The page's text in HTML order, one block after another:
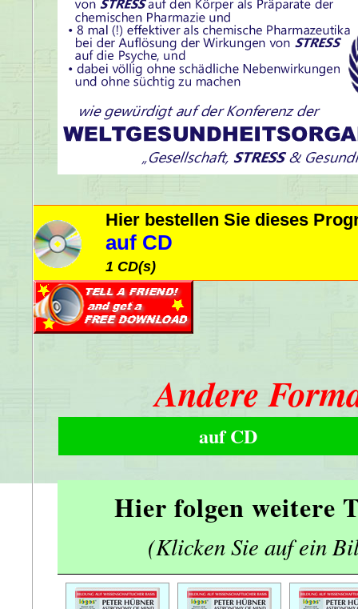
Hier bestellen Sie dieses
auf CD
1 CD(s)
Andere
auf CD
Hier folgen weitere
(Klicken Sie auf ein